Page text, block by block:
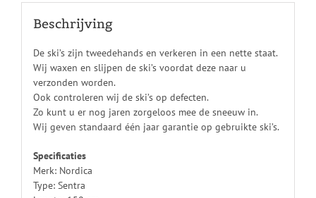
Beschrijving
De ski’s zijn tweedehands en verkeren in een nette staat.
Wij waxen en slijpen de ski’s voordat deze naar u
verzonden worden.
Ook controleren wij de ski’s op defecten.
Zo kunt u er nog jaren zorgeloos mee de sneeuw in.
Wij geven standaard één jaar garantie op gebruikte ski’s.
Specificaties
Merk: Nordica
Type: Sentra